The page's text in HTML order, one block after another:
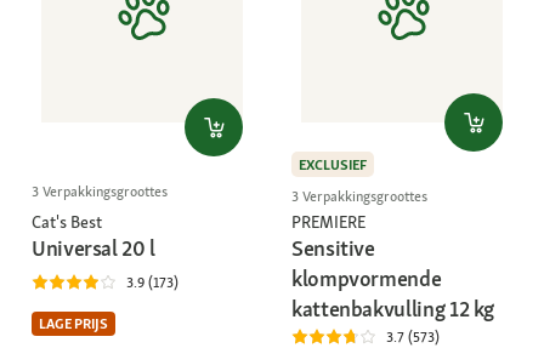
3 Verpakkingsgroottes
Cat's Best
Universal 20 l
3.9 (173)
LAGE PRIJS
EXCLUSIEF
3 Verpakkingsgroottes
PREMIERE
Sensitive
klompvormende
kattenbakvulling 12 kg
3.7 (573)